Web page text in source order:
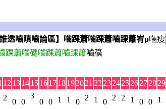
透嚙瞋嚙論區】嚙踝蕭嚙踝蕭嚙踝蕭峟p嚙瘦
踝蕭嚙碼嚙踝蕭嚙踝蕭嚙篌
12 131415161718192021 22 23242526272829
2 0 0
3
0 0 1 1 0 2 1 0 2 2 1 0 0 1